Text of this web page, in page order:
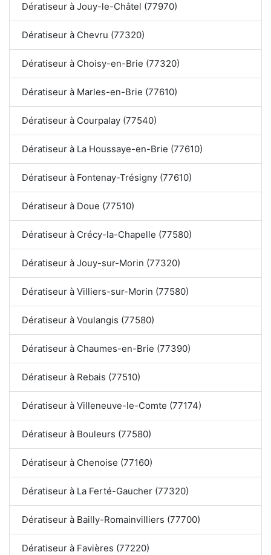
Dératiseur à Jouy-le-Châtel (77970)
Dératiseur à Chevru (77320)
Dératiseur à Choisy-en-Brie (77320)
Dératiseur à Marles-en-Brie (77610)
Dératiseur à Courpalay (77540)
Dératiseur à La Houssaye-en-Brie (77610)
Dératiseur à Fontenay-Trésigny (77610)
Dératiseur à Doue (77510)
Dératiseur à Crécy-la-Chapelle (77580)
Dératiseur à Jouy-sur-Morin (77320)
Dératiseur à Villiers-sur-Morin (77580)
Dératiseur à Voulangis (77580)
Dératiseur à Chaumes-en-Brie (77390)
Dératiseur à Rebais (77510)
Dératiseur à Villeneuve-le-Comte (77174)
Dératiseur à Bouleurs (77580)
Dératiseur à Chenoise (77160)
Dératiseur à La Ferté-Gaucher (77320)
Dératiseur à Bailly-Romainvilliers (77700)
Dératiseur à Favières (77220)